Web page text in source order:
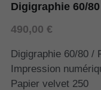
Digigraphie 60/
490,00 €
Digigraphie 60/80 /
Impression
Papier velvet 250